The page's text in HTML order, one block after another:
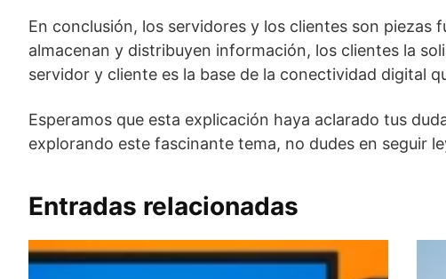
En conclusión, los servidores y los clientes son
almacenan y distribuyen información, los clientes la
servidor y cliente es la base de la conectividad digital
Esperamos que esta explicación haya aclarado tus
explorando este fascinante tema, no dudes en seguir
Entradas relacionadas